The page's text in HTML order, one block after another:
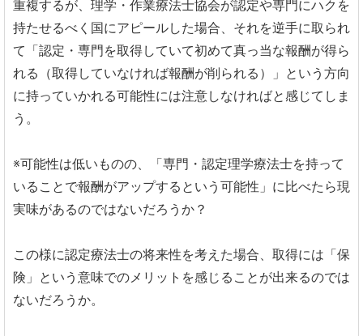
重複するが、理学・作業療法士協会が認定や専門にハクを
持たせるべく国にアピールした場合、それを逆手に取られ
て「認定・専門を取得していて初めて真っ当な報酬が得ら
れる（取得していなければ報酬が削られる）」という方向
に持っていかれる可能性には注意しなければと感じてしま
う。
※可能性は低いものの、「専門・認定理学療法士を持って
いることで報酬がアップするという可能性」に比べたら現
実味があるのではないだろうか？
この様に認定療法士の将来性を考えた場合、取得には「保
険」という意味でのメリットを感じることが出来るのでは
ないだろうか。